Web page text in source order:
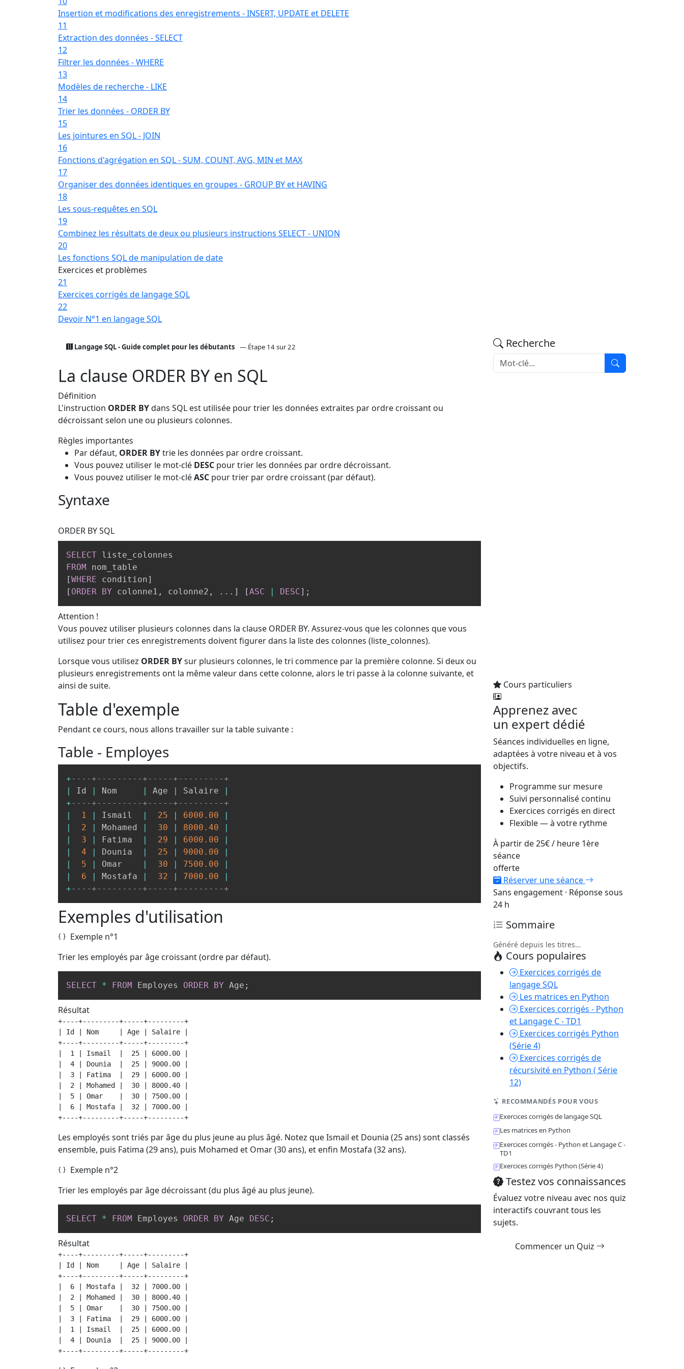
Insertion et modifications des enregistrements - INSERT, UPDATE et DELETE
11
Extraction des données - SELECT
12
Filtrer les données - WHERE
13
Modèles de recherche - LIKE
14
Trier les données - ORDER BY
15
Les jointures en SQL - JOIN
16
Fonctions d'agrégation en SQL - SUM, COUNT, AVG, MIN et MAX
17
Organiser des données identiques en groupes - GROUP BY et HAVING
18
Les sous-requêtes en SQL
19
Combinez les résultats de deux ou plusieurs instructions SELECT - UNION
20
Les fonctions SQL de manipulation de date
Exercices et problèmes
21
Exercices corrigés de langage SQL
22
Devoir N°1 en langage SQL
Langage SQL - Guide complet pour les débutants — Étape 14 sur 22
La clause ORDER BY en SQL
Définition
L'instruction ORDER BYdans SQL est utilisée pour trier les données extraites par ordre croissant ou
décroissant selon une ou plusieurs colonnes.
Règles importantes
Par défaut, ORDER BYtrie les données par ordre croissant.
Vous pouvez utiliser le mot-clé DESC pour trier les données par ordre décroissant.
Vous pouvez utiliser le mot-cléASC pour trier par ordre croissant (par défaut).
Syntaxe
ORDER BYSQL
SELECT
FROM
[WHERE condition]
[ ORDER BY colonne1 , colonne2 , . . . ] [ASC DESC] ;
Attention !
Vous pouvez utiliser plusieurs colonnes dans la clause ORDER BY. Assurez-vous que les colonnes que vous
utilisez pour trier ces enregistrements doivent figurer dans la liste des colonnes (liste_colonnes).
Lorsque vous utilisez ORDER BYsur plusieurs colonnes, le tri commence par la première colonne. Si deux ou
plusieurs enregistrements ont la même valeur dans cette colonne, alors le tri passe à la colonne suivante, et
ainsi de suite.
Table d'exemple
Pendant ce cours, nous allons travailler sur la table suivante :
Table - Employes
+----+---------+-----+---------+
Id Nom Age Salaire
+----+---------+-----+---------+
1 Ismail 25 6000.00
2 Mohamed 30 8000.40
3 Fatima 29 6000.00
4 Dounia 25 9000.00
5 Omar 30 7500.00
6 Mostafa 32 7000.00
+----+---------+-----+---------+
Exemples d'utilisation
Exemple n°1
Trier les employés par âge croissant (ordre par défaut).
SELECT * FROM Employes ORDER BY Age ;
Résultat
+----+---------+-----+---------+
| Id | Nom     | Age | Salaire |
+----+---------+-----+---------+
|  1 | Ismail  |  25 | 6000.00 |
|  4 | Dounia  |  25 | 9000.00 |
|  3 | Fatima  |  29 | 6000.00 |
|  2 | Mohamed |  30 | 8000.40 |
|  5 | Omar    |  30 | 7500.00 |
|  6 | Mostafa |  32 | 7000.00 |
+----+---------+-----+---------+
Les employés sont triés par âge du plus jeune au plus âgé. Notez que Ismail et Dounia (25 ans) sont classés
ensemble, puis Fatima (29 ans), puis Mohamed et Omar (30 ans), et enfin Mostafa (32 ans).
Exemple n°2
Trier les employés par âge décroissant (du plus âgé au plus jeune).
SELECT * FROM Employes ORDER BY Age DESC ;
Résultat
+----+---------+-----+---------+
| Id | Nom     | Age | Salaire |
+----+---------+-----+---------+
|  6 | Mostafa |  32 | 7000.00 |
|  2 | Mohamed |  30 | 8000.40 |
|  5 | Omar    |  30 | 7500.00 |
|  3 | Fatima  |  29 | 6000.00 |
|  1 | Ismail  |  25 | 6000.00 |
|  4 | Dounia  |  25 | 9000.00 |
+----+---------+-----+---------+
Recherche
Cours particuliers
Apprenez avec
un expert dédié
Séances individuelles en ligne,
adaptées à votre niveau et à vos
objectifs.
Programme sur mesure
Suivi personnalisé continu
Exercices corrigés en direct
Flexible — à votre rythme
À partir de25€/ heure 1ère
séance
offerte
Réserver une séance
Sans engagement · Réponse sous
24 h
Sommaire
Généré depuis les titres…
Cours populaires
Exercices corrigés de
langage SQL
Les matrices en Python
Exercices corrigés - Python
et Langage C - TD1
Exercices corrigés Python
(Série 4)
Exercices corrigés de
récursivité en Python ( Série
12)
RECOMMANDÉS POUR VOUS
Exercices corrigés de langage SQL
Les matrices en Python
Exercices corrigés - Python et Langage C -
TD1
Exercices corrigés Python (Série 4)
Testez vos connaissances
Évaluez votre niveau avec nos quiz
interactifs couvrant tous les
sujets.
Commencer un Quiz